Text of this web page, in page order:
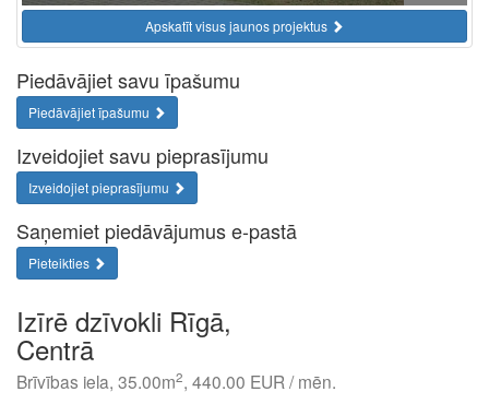
Apskatīt visus jaunos projektus
Piedāvājiet savu īpašumu
Piedāvājiet īpašumu
Izveidojiet savu pieprasījumu
Izveidojiet pieprasījumu
Saņemiet piedāvājumus e-pastā
Pieteikties
Izīrē dzīvokli Rīgā,
Centrā
Brīvības iela, 35.00m2, 440.00 EUR / mēn.